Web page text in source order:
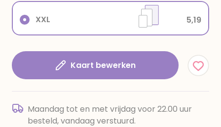
XXL 5,19
Kaart bewerken
Maandag tot en met vrijdag voor 22.00 uur
besteld, vandaag verstuurd.